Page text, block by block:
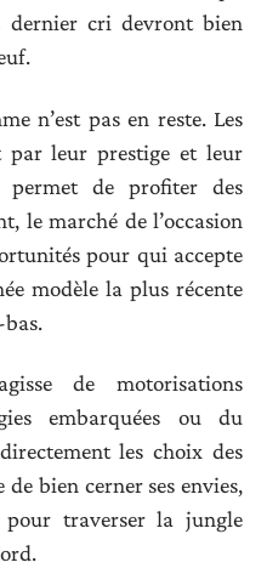
dernier cri devront bien
n’est pas en reste. Les
par leur prestige et leur
permet de profiter des
le marché de l’occasion
pour qui accepte
modèle la plus récente
de motorisations
embarquées ou du
les choix des
bien cerner ses envies,
pour traverser la jungle